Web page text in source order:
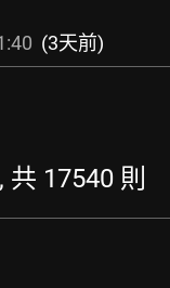
(3天前)
17540 則